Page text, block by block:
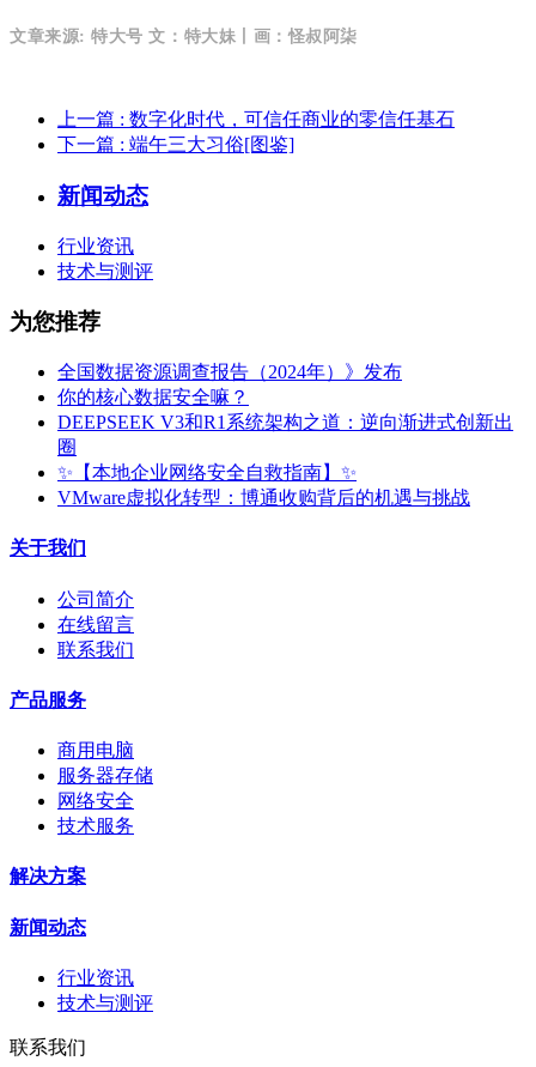
文章来源: 特大号 文：特大妹丨画：怪叔阿柒
上一篇 : 数字化时代，可信任商业的零信任基石
下一篇 : 端午三大习俗[图鉴]
新闻动态
行业资讯
技术与测评
为您推荐
全国数据资源调查报告（2024年）》发布
你的核心数据安全嘛？
DEEPSEEK V3和R1系统架构之道：逆向渐进式创新出
圈
✨【本地企业网络安全自救指南】✨
VMware虚拟化转型：博通收购背后的机遇与挑战
关于我们
公司简介
在线留言
联系我们
产品服务
商用电脑
服务器存储
网络安全
技术服务
解决方案
新闻动态
行业资讯
技术与测评
联系我们